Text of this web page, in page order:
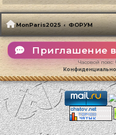
MonParis2025 ФОРУМ
Приглашение
Часовой пояс: